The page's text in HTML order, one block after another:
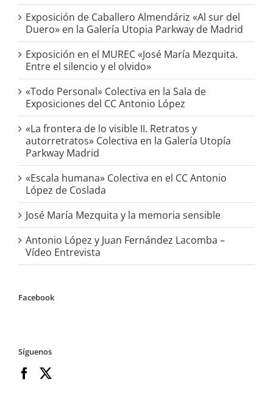
Exposición de Caballero Almendáriz «Al sur del
Duero» en la Galería Utopia Parkway de Madrid
Exposición en el MUREC «José María Mezquita.
Entre el silencio y el olvido»
«Todo Personal» Colectiva en la Sala de
Exposiciones del CC Antonio López
«La frontera de lo visible II. Retratos y
autorretratos» Colectiva en la Galería Utopía
Parkway Madrid
«Escala humana» Colectiva en el CC Antonio
López de Coslada
José María Mezquita y la memoria sensible
Antonio López y Juan Fernández Lacomba –
Vídeo Entrevista
Facebook
Síguenos